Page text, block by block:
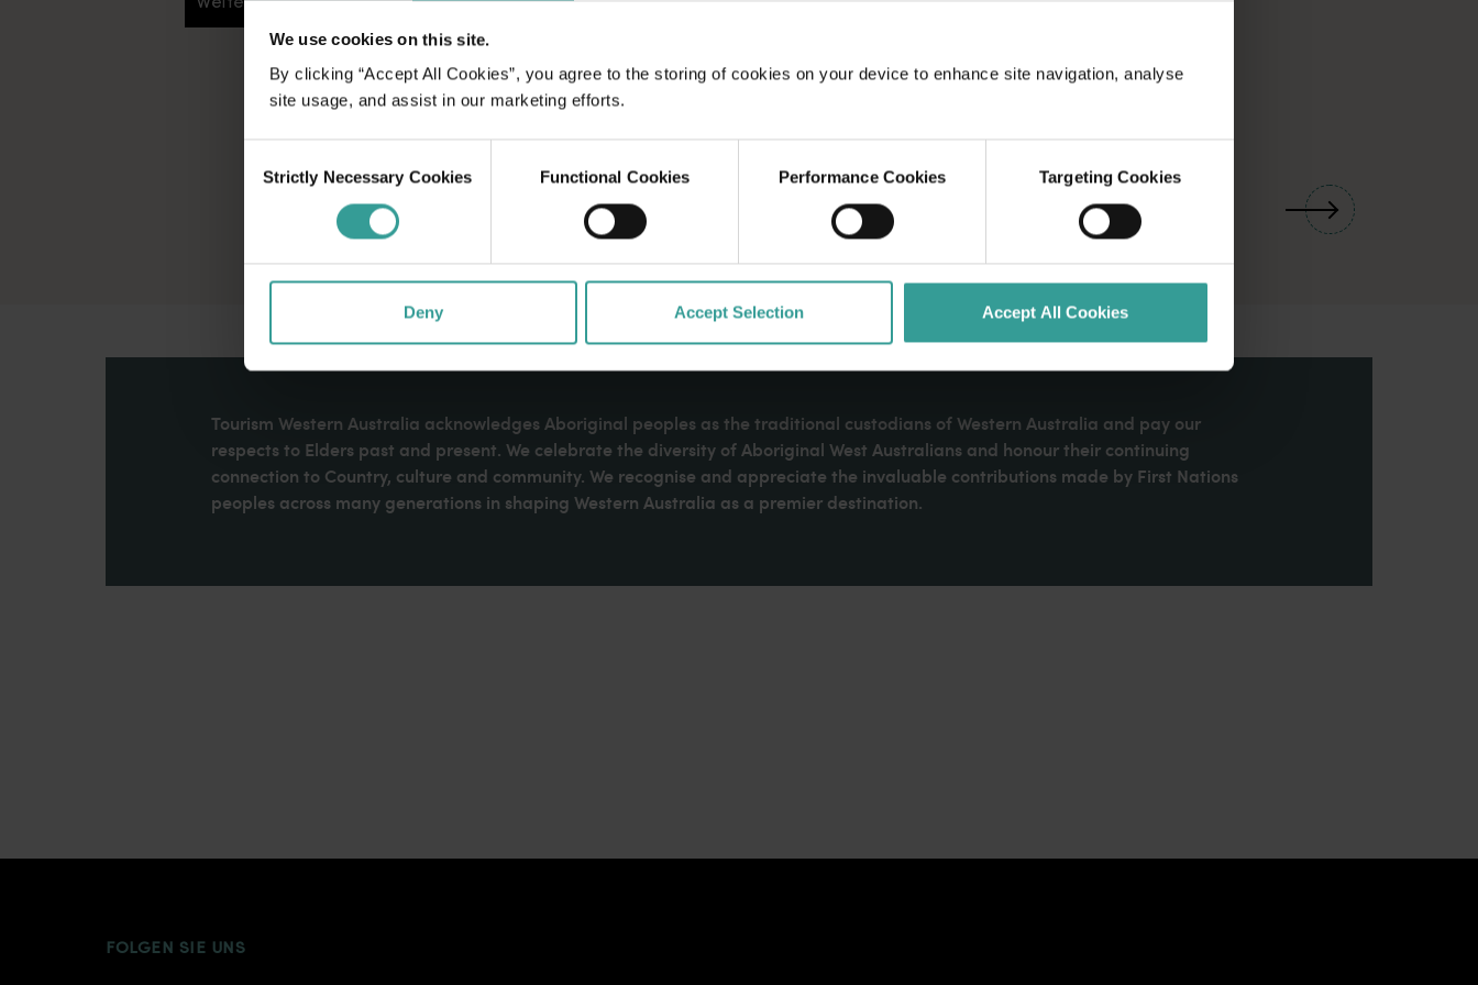
We use cookies on this site.
By clicking “Accept All Cookies”, you agree to the storing of cookies on your device to enhance site navigation, analyse
site usage, and assist in our marketing efforts.
Selection
Strictly Necessary Cookies Functional Cookies Performance Cookies Targeting Cookies
Deny Accept Selection Accept All Cookies
01/03
Tourism Western Australia acknowledges Aboriginal peoples as the traditional custodians of Western Australia and pay our
respects to Elders past and present. We celebrate the diversity of Aboriginal West Australians and honour their continuing
connection to Country, culture and community. We recognise and appreciate the invaluable contributions made by First Nations
peoples across many generations in shaping Western Australia as a premier destination.
FOLGEN SIE UNS